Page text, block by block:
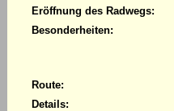
Eröffnung des Radwegs:
Besonderheiten:
Route:
Details: